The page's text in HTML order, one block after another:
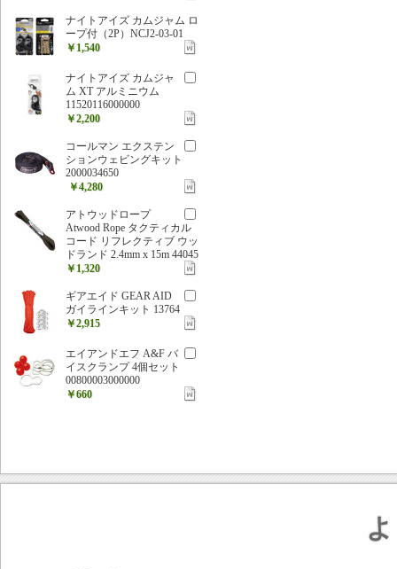
ナイトアイズ カムジャム ロ
ープ付（2P）NCJ2-03-01
￥1,540
ナイトアイズ カムジャ
ム XT アルミニウム
11520116000000
￥2,200
コールマン エクステン
ションウェビングキット
2000034650
￥4,280
アトウッドロープ
Atwood Rope タクティカル
コード リフレクティブ ウッ
ドランド 2.4mm x 15m 44045
￥1,320
ギアエイド GEAR AID
ガイラインキット 13764
￥2,915
エイアンドエフ A&F バ
イスクランプ 4個セット
00800003000000
￥660